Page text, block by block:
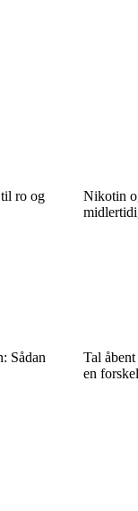
ro og
Nikotin
Sådan
Tal
en forskel